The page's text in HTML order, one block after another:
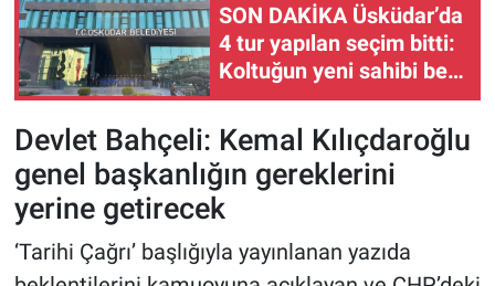
SON DAKİKA Üsküdar’da
4 tur yapılan seçim bitti:
Koltuğun yeni sahibi belli
oldu!
Devlet Bahçeli: Kemal Kılıçdaroğlu
genel başkanlığın gereklerini
yerine getirecek
‘Tarihi Çağrı’ başlığıyla yayınlanan yazıda